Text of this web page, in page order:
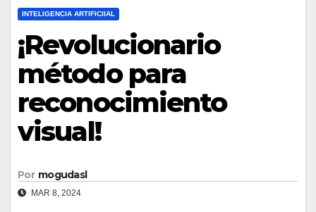
INTELIGENCIA ARTIFICIIAL
¡Revolucionario
método para
reconocimiento
visual!
Por mogudasl
MAR 8, 2024